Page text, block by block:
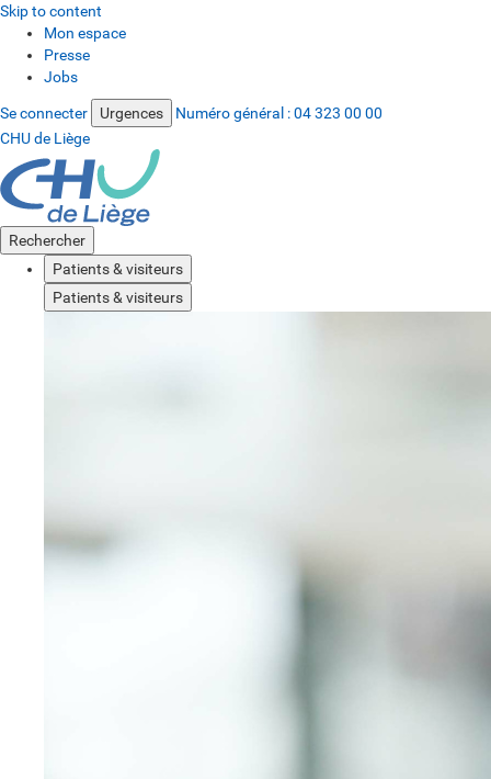
Skip to content
Mon espace
Presse
Jobs
Se connecter Urgences Numéro général :04 323 00 00
CHU de Liège
Rechercher
Patients & visiteurs
Patients & visiteurs